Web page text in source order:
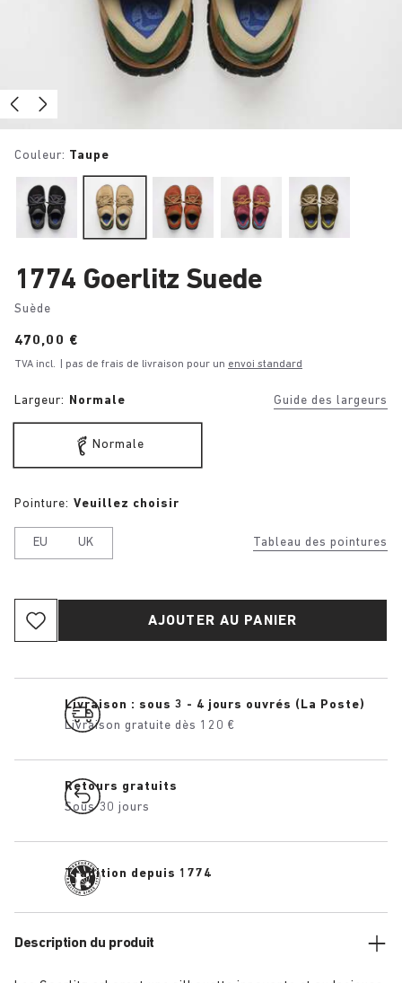
Couleur: Taupe
1774 Goerlitz Suede
Suède
Price:
470,00 €
TVA incl. | pas de frais de livraison pour un envoi standard
Largeur: Normale Guide des largeurs
Normale
Tableau des pointures
Pointure: Veuillez choisir
EU UK
AJOUTER AU PANIER
Livraison : sous 3 - 4 jours ouvrés (La Poste)
Livraison gratuite dès 120 €
Retours gratuits
Sous 30 jours
Tradition depuis 1774
Description du produit